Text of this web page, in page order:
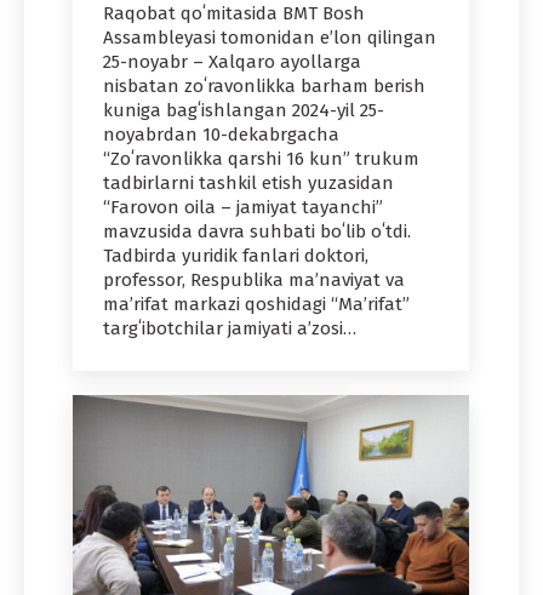
Raqobat qoʻmitasida BMT Bosh
Assambleyasi tomonidan eʼlon qilingan
25-noyabr – Xalqaro ayollarga
nisbatan zoʻravonlikka barham berish
kuniga bagʻishlangan 2024-yil 25-
noyabrdan 10-dekabrgacha
“Zoʻravonlikka qarshi 16 kun” trukum
tadbirlarni tashkil etish yuzasidan
“Farovon oila – jamiyat tayanchi”
mavzusida davra suhbati boʻlib oʻtdi.
Tadbirda yuridik fanlari doktori,
professor, Respublika maʼnaviyat va
maʼrifat markazi qoshidagi “Maʼrifat”
targʻibotchilar jamiyati aʼzosi…